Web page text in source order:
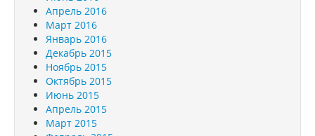
Апрель 2016
Март 2016
Январь 2016
Декабрь 2015
Ноябрь 2015
Октябрь 2015
Июнь 2015
Апрель 2015
Март 2015